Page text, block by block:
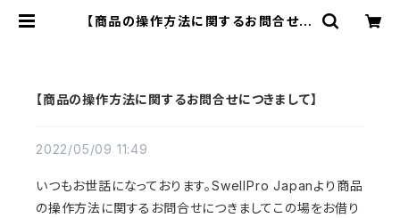
【商品の操作方法に関するお問合せに
【商品の操作方法に関するお問合せにつきまして】
2022/05/09 11:49
いつもお世話になっております。SwellPro Japanより商品
の操作方法に関するお問合せにつきましてこの場をお借り